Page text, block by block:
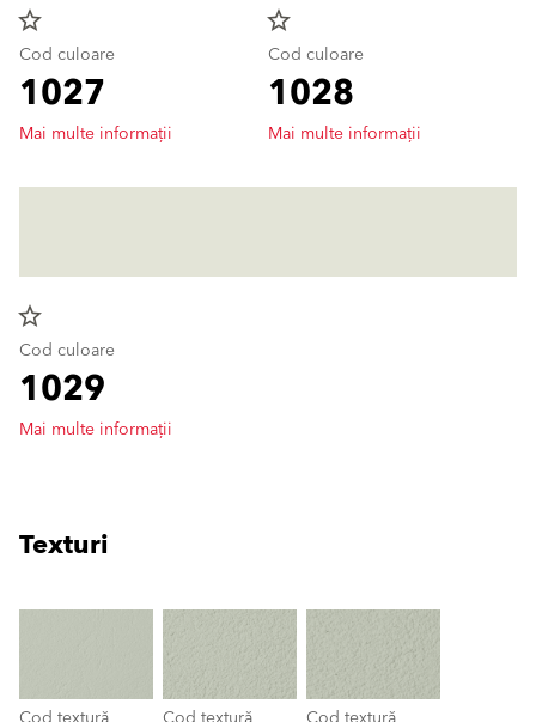
star_border
Cod culoare
1027
Mai multe informații
star_border
Cod culoare
1028
Mai multe informații
star_border
Cod culoare
1029
Mai multe informații
Texturi